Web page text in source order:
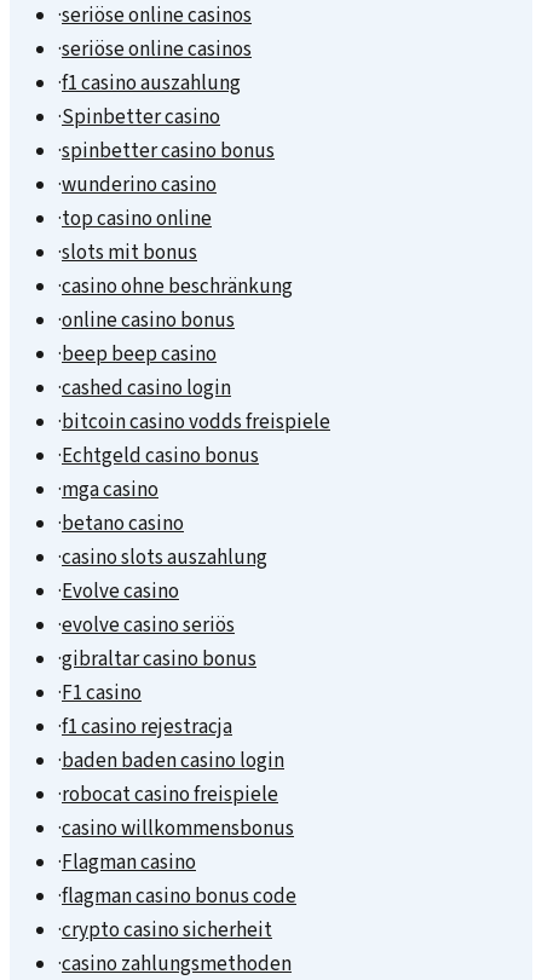
·seriöse online casinos
·seriöse online casinos
·f1 casino auszahlung
·Spinbetter casino
·spinbetter casino bonus
·wunderino casino
·top casino online
·slots mit bonus
·casino ohne beschränkung
·online casino bonus
·beep beep casino
·cashed casino login
·bitcoin casino vodds freispiele
·Echtgeld casino bonus
·mga casino
·betano casino
·casino slots auszahlung
·Evolve casino
·evolve casino seriös
·gibraltar casino bonus
·F1 casino
·f1 casino rejestracja
·baden baden casino login
·robocat casino freispiele
·casino willkommensbonus
·Flagman casino
·flagman casino bonus code
·crypto casino sicherheit
·casino zahlungsmethoden